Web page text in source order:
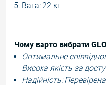
Вага: 22 кг
Чому варто вибрати
Оптимальне
Висока якість за
Надійність: